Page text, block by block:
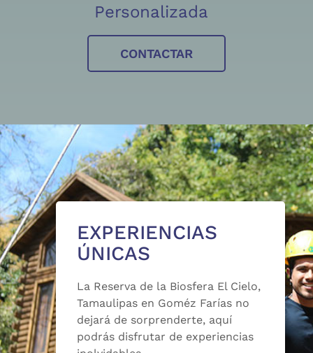
Personalizada
CONTACTAR
EXPERIENCIAS
ÚNICAS
La Reserva de la Biosfera El Cielo,
Tamaulipas en Goméz Farías no
dejará de sorprenderte, aquí
podrás disfrutar de experiencias